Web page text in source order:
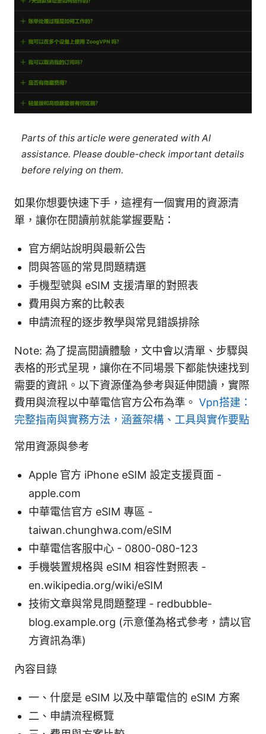
Parts of this article were generated with AI
assistance. Please double-check important details
before relying on them.
如果你想要快速下手，這裡有一個實用的資源清
單，讓你在閱讀前就能掌握要點：
官方網站說明與最新公告
問與答區的常見問題精選
手機型號與 eSIM 支援清單的對照表
費用與方案的比較表
申請流程的逐步教學與常見錯誤排除
Note: 為了提高閱讀體驗，文中會以清單、步驟與
表格的形式呈現，讓你在不同場景下都能快速找到
需要的資訊。以下資源僅為參考與延伸閱讀，實際
費用與流程以中華電信官方公布為準。 Vpn搭建：
完整指南與實務方法，涵蓋架構、工具與實作要點
常用資源與參考
Apple 官方 iPhone eSIM 設定支援頁面 -
apple.com
中華電信官方 eSIM 專區 -
taiwan.chunghwa.com/eSIM
中華電信客服中心 - 0800-080-123
手機裝置規格與 eSIM 相容性對照表 -
en.wikipedia.org/wiki/eSIM
技術文章與常見問題整理 - redbubble-
blog.example.org (示意僅為格式參考，請以官
方資訊為準)
內容目錄
一、什麼是 eSIM 以及中華電信的 eSIM 方案
二、申請流程概覽